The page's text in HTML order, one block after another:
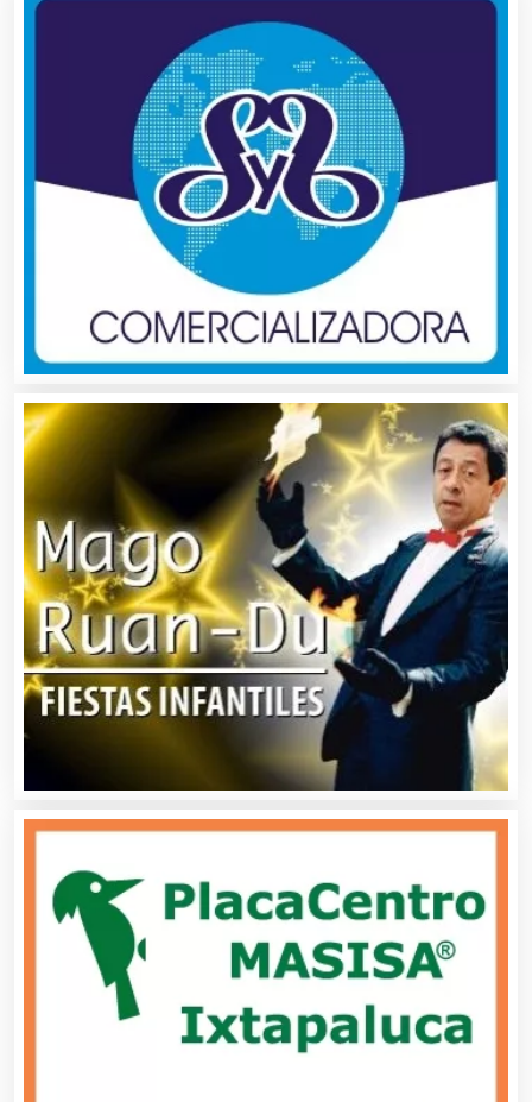
Autobuses
Automatización
Automóviles Nuevos y Usados
Autopartes Eléctricas
Balnearios
Bancos
Banquetes
Basculas
Bebidas